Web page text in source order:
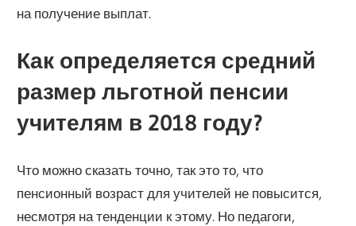
на получение выплат.
Как определяется средний
размер льготной пенсии
учителям в 2018 году?
Что можно сказать точно, так это то, что
пенсионный возраст для учителей не повысится,
несмотря на тенденции к этому. Но педагоги,